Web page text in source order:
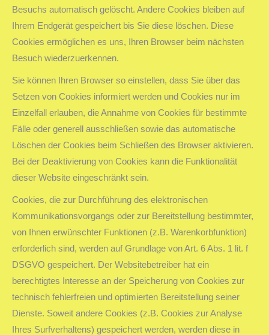
Besuchs automatisch gelöscht. Andere Cookies bleiben auf
Ihrem Endgerät gespeichert bis Sie diese löschen. Diese
Cookies ermöglichen es uns, Ihren Browser beim nächsten
Besuch wiederzuerkennen.
Sie können Ihren Browser so einstellen, dass Sie über das
Setzen von Cookies informiert werden und Cookies nur im
Einzelfall erlauben, die Annahme von Cookies für bestimmte
Fälle oder generell ausschließen sowie das automatische
Löschen der Cookies beim Schließen des Browser aktivieren.
Bei der Deaktivierung von Cookies kann die Funktionalität
dieser Website eingeschränkt sein.
Cookies, die zur Durchführung des elektronischen
Kommunikationsvorgangs oder zur Bereitstellung bestimmter,
von Ihnen erwünschter Funktionen (z.B. Warenkorbfunktion)
erforderlich sind, werden auf Grundlage von Art. 6 Abs. 1 lit. f
DSGVO gespeichert. Der Websitebetreiber hat ein
berechtigtes Interesse an der Speicherung von Cookies zur
technisch fehlerfreien und optimierten Bereitstellung seiner
Dienste. Soweit andere Cookies (z.B. Cookies zur Analyse
Ihres Surfverhaltens) gespeichert werden, werden diese in